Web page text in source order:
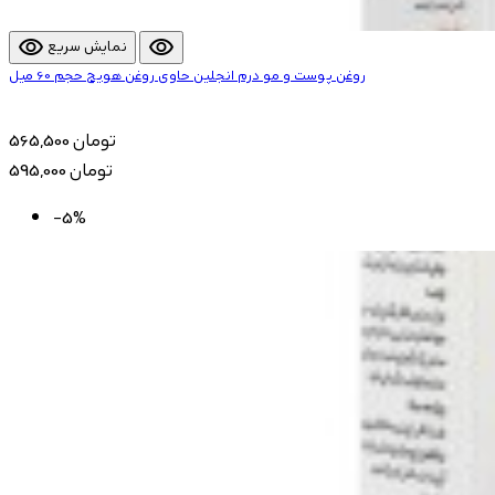
visibility نمایش سریع visibility
روغن پوست و مو درم انجلین حاوی روغن هویج حجم 60 میل
565,500 تومان
595,000 تومان
-5%